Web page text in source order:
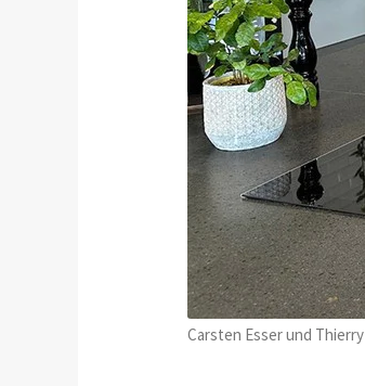
Carsten Esser und